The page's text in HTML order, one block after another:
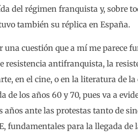
del régimen franquista y, sobre
también su réplica en España.
una cuestión que a mí me parece
resistencia antifranquista, la
en el cine, o en la literatura de
de los años 60 y 70, pues va a
ante las protestas tanto de
fundamentales para la llegada de